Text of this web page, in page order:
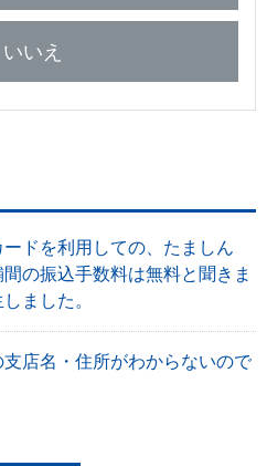
いいえ
ドを利用しての、たましん
間の振込手数料は無料と聞きま
ました。
店名・住所がわからないので